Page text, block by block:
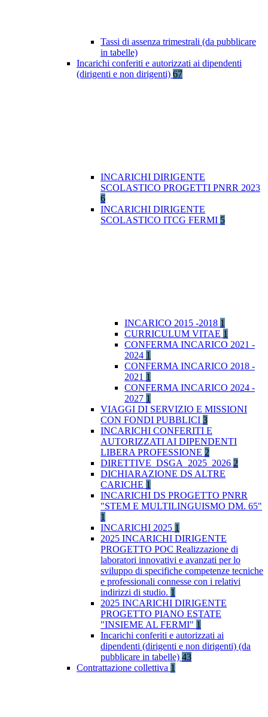
Tassi di assenza trimestrali (da pubblicare
in tabelle)
Incarichi conferiti e autorizzati ai dipendenti
(dirigenti e non dirigenti) 67
INCARICHI DIRIGENTE
SCOLASTICO PROGETTI PNRR 2023
6
INCARICHI DIRIGENTE
SCOLASTICO ITCG FERMI 5
INCARICO 2015 -2018 1
CURRICULUM VITAE 1
CONFERMA INCARICO 2021 -
2024 1
CONFERMA INCARICO 2018 -
2021 1
CONFERMA INCARICO 2024 -
2027 1
VIAGGI DI SERVIZIO E MISSIONI
CON FONDI PUBBLICI 3
INCARICHI CONFERITI E
AUTORIZZATI AI DIPENDENTI
LIBERA PROFESSIONE 2
DIRETTIVE_DSGA_2025_2026 2
DICHIARAZIONE DS ALTRE
CARICHE 1
INCARICHI DS PROGETTO PNRR
"STEM E MULTILINGUISMO DM. 65"
1
INCARICHI 2025 1
2025 INCARICHI DIRIGENTE
PROGETTO POC Realizzazione di
laboratori innovativi e avanzati per lo
sviluppo di specifiche competenze tecniche
e professionali connesse con i relativi
indirizzi di studio. 1
2025 INCARICHI DIRIGENTE
PROGETTO PIANO ESTATE
"INSIEME AL FERMI" 1
Incarichi conferiti e autorizzati ai
dipendenti (dirigenti e non dirigenti) (da
pubblicare in tabelle) 43
Contrattazione collettiva 1